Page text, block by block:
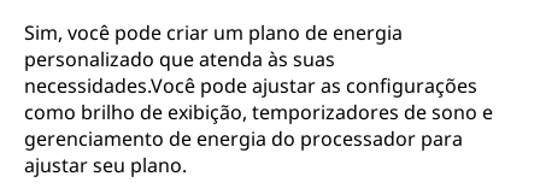
Sim, você pode criar um plano de energia
personalizado que atenda às suas
necessidades.Você pode ajustar as configurações
como brilho de exibição, temporizadores de sono e
gerenciamento de energia do processador para
ajustar seu plano.